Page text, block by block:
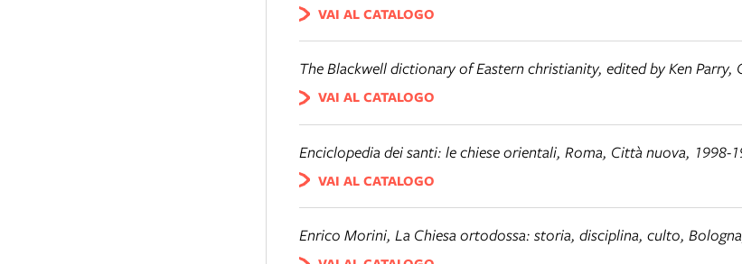
VAI AL CATALOGO
The Blackwell dictionary of Eastern christianity, edited by Ken
VAI AL CATALOGO
Enciclopedia dei santi: le chiese orientali, Roma, Città nuova, 1998-
VAI AL CATALOGO
Enrico Morini, La Chiesa ortodossa: storia, disciplina, culto,